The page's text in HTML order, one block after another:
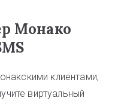
Монако
клиентами,
виртуальный